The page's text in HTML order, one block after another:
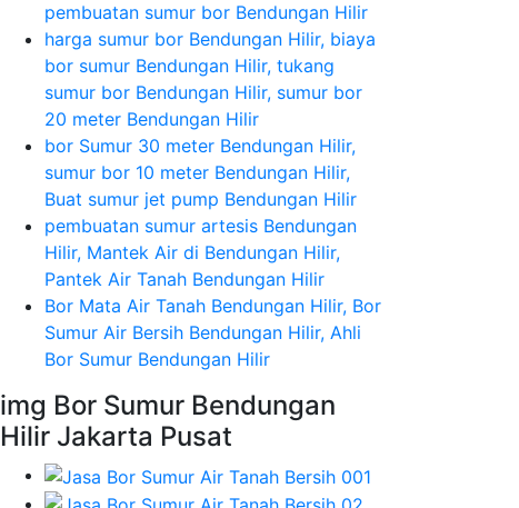
pembuatan sumur bor Bendungan Hilir
harga sumur bor Bendungan Hilir, biaya
bor sumur Bendungan Hilir, tukang
sumur bor Bendungan Hilir, sumur bor
20 meter Bendungan Hilir
bor Sumur 30 meter Bendungan Hilir,
sumur bor 10 meter Bendungan Hilir,
Buat sumur jet pump Bendungan Hilir
pembuatan sumur artesis Bendungan
Hilir, Mantek Air di Bendungan Hilir,
Pantek Air Tanah Bendungan Hilir
Bor Mata Air Tanah Bendungan Hilir, Bor
Sumur Air Bersih Bendungan Hilir, Ahli
Bor Sumur Bendungan Hilir
img Bor Sumur Bendungan
Hilir Jakarta Pusat